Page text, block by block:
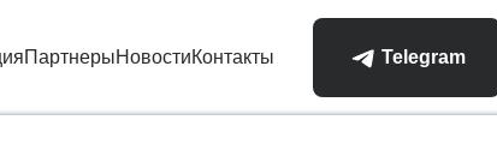
ПартнерыНовостиКонтакты Telegram